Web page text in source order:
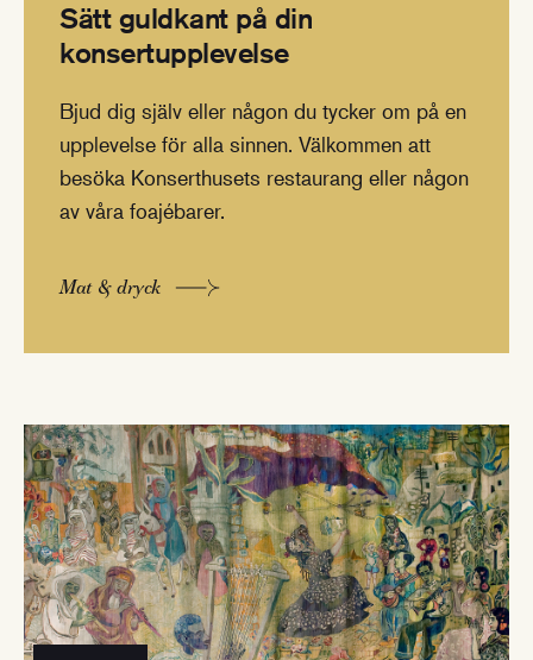
Sätt guldkant på din
konsertupplevelse
Bjud dig själv eller någon du tycker om på en
upplevelse för alla sinnen. Välkommen att
besöka Konserthusets restaurang eller någon
av våra foajébarer.
Mat & dryck